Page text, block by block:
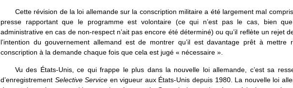
Cette révision de la loi allemande sur la conscription militaire a été largement mal
presse rapportant que le programme est volontaire (ce qui n’est pas le cas, bien
administrative en cas de non-respect n’ait pas encore été déterminé) ou qu’il reflète un rejet
l’intention du gouvernement allemand est de montrer qu’il est davantage prêt à
conscription à la demande chaque fois que cela est jugé « nécessaire ».
Vu des États-Unis, ce qui frappe le plus dans la nouvelle loi allemande, c’est sa
d’enregistrement Selective Service en vigueur aux États-Unis depuis 1980. La nouvelle loi